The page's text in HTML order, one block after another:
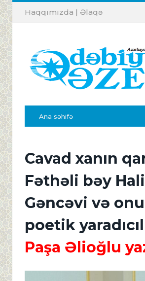
Haqqımızda | Əlaqə
Ana səhifə
Cavad xanın
Fəthəli bəy Hali
Gəncəvi və
poetik
Paşa Əlioğlu